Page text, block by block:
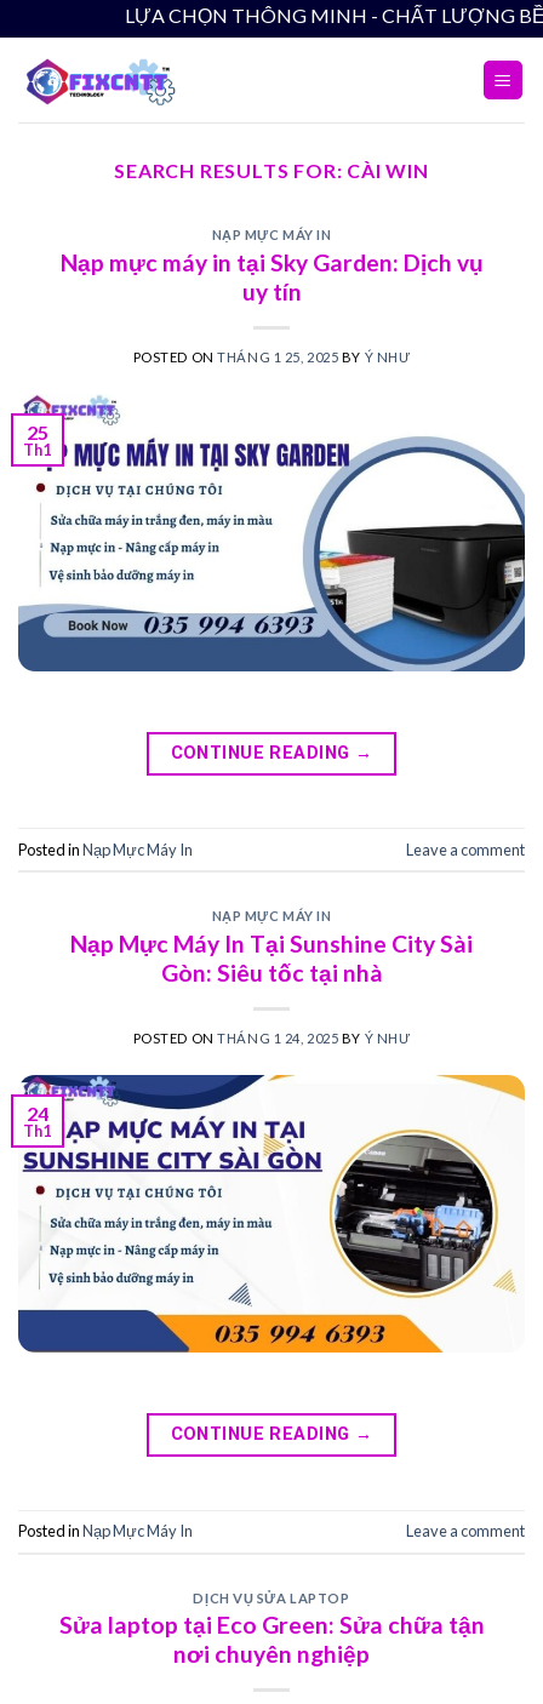
to
content
LỰA CHỌN THÔNG MINH - CHẤT LƯỢNG BỀN VỮNG
SEARCH RESULTS FOR: CÀI WIN
NẠP MỰC MÁY IN
Nạp mực máy in tại Sky Garden: Dịch vụ
uy tín
POSTED ONTHÁNG 1 25, 2025 BY Ý NHƯ
25
Th1
CONTINUE READING →
Posted inNạp Mực Máy In Leave a comment
NẠP MỰC MÁY IN
Nạp Mực Máy In Tại Sunshine City Sài
Gòn: Siêu tốc tại nhà
POSTED ONTHÁNG 1 24, 2025 BY Ý NHƯ
24
Th1
CONTINUE READING →
Posted inNạp Mực Máy In Leave a comment
DỊCH VỤ SỬA LAPTOP
Sửa laptop tại Eco Green: Sửa chữa tận
nơi chuyên nghiệp